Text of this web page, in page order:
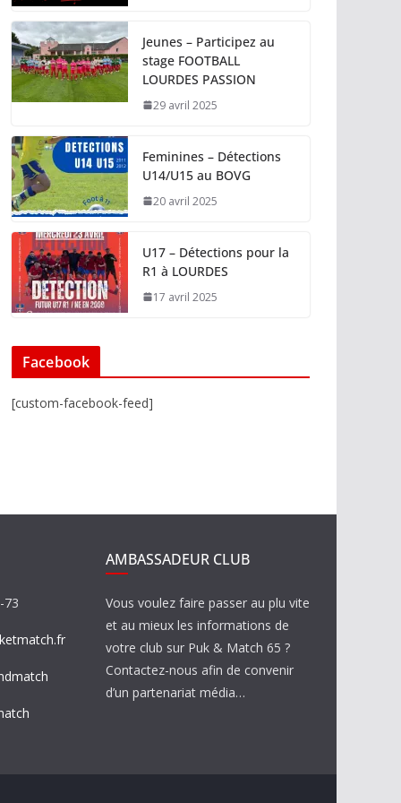
Jeunes – Participez au
stage FOOTBALL
LOURDES PASSION
29 avril 2025
Feminines – Détections
U14/U15 au BOVG
20 avril 2025
U17 – Détections pour la
R1 à LOURDES
17 avril 2025
Facebook
[custom-facebook-feed]
73
AMBASSADEUR CLUB
Vous voulez faire passer au plu vite
et au mieux les informations de
votre club sur Puk & Match 65 ?
Contactez-nous afin de convenir
d’un partenariat média…